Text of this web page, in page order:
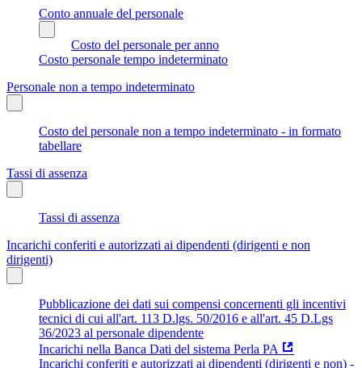
Conto annuale del personale
Costo del personale per anno
Costo personale tempo indeterminato
Personale non a tempo indeterminato
Costo del personale non a tempo indeterminato - in formato
tabellare
Tassi di assenza
Tassi di assenza
Incarichi conferiti e autorizzati ai dipendenti (dirigenti e non
dirigenti)
Pubblicazione dei dati sui compensi concernenti gli incentivi
tecnici di cui all'art. 113 D.lgs. 50/2016 e all'art. 45 D.Lgs
36/2023 al personale dipendente
Incarichi nella Banca Dati del sistema Perla PA
Incarichi conferiti e autorizzati ai dipendenti (dirigenti e non) -